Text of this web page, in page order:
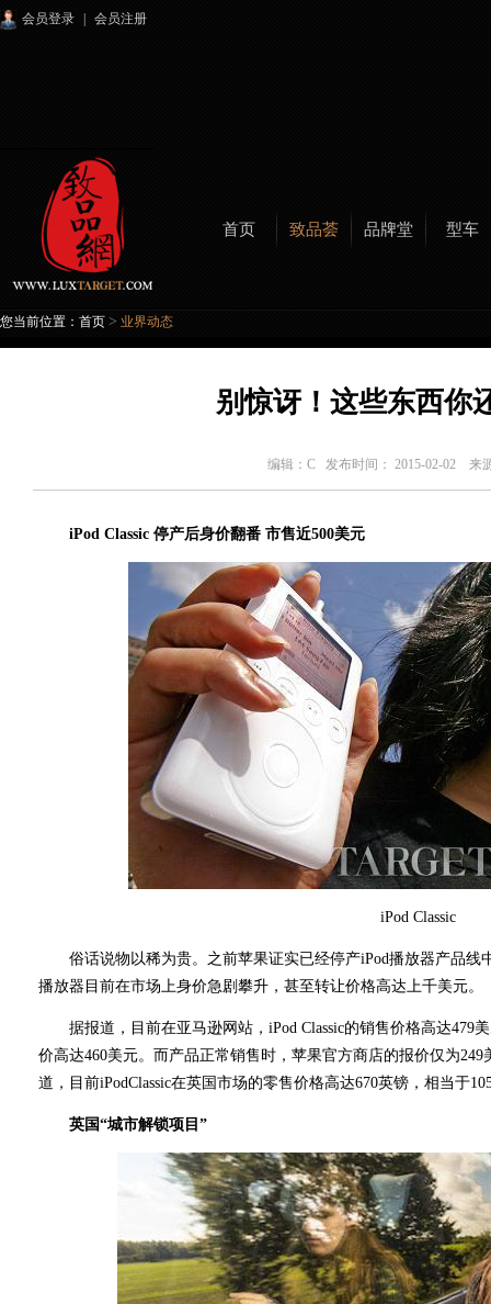
会员登录 会员注册
首页 致品荟 品牌堂 型车
您当前位置： 首页 > 业界动态
别惊讶！这些东西你
编辑： C 发布时间： 2015-02-02 来
iPod Classic 停产后身价翻番 市售近500美元
iPod Classic
俗话说物以稀为贵。之前苹果证实已经停产iPod播放器产品线中
播放器目前在市场上身价急剧攀升，甚至转让价格高达上千美元。
据报道，目前在亚马逊网站，iPod Classic的销售价格高达479
价高达460美元。而产品正常销售时，苹果官方商店的报价仅为
道，目前iPodClassic在英国市场的零售价格高达670英镑，相当于
英国“城市解锁项目”